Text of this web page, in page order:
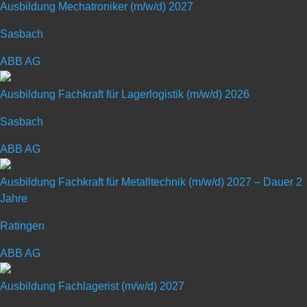
Ausbildung Mechatroniker (m/w/d) 2027
Sasbach
ABB AG
Ausbildung Fachkraft für Lagerlogistik (m/w/d) 2026
Sasbach
ABB AG
Ausbildung Fachkraft für Metalltechnik (m/w/d) 2027 – Dauer 2
Jahre
Ratingen
ABB AG
Ausbildung Fachlagerist (m/w/d) 2027
Schülerpraktikum mit
Schwerpunkt „Technik & Metall“
Schülerpraktikum mit Schwerpunkt
„Technik & Metall“